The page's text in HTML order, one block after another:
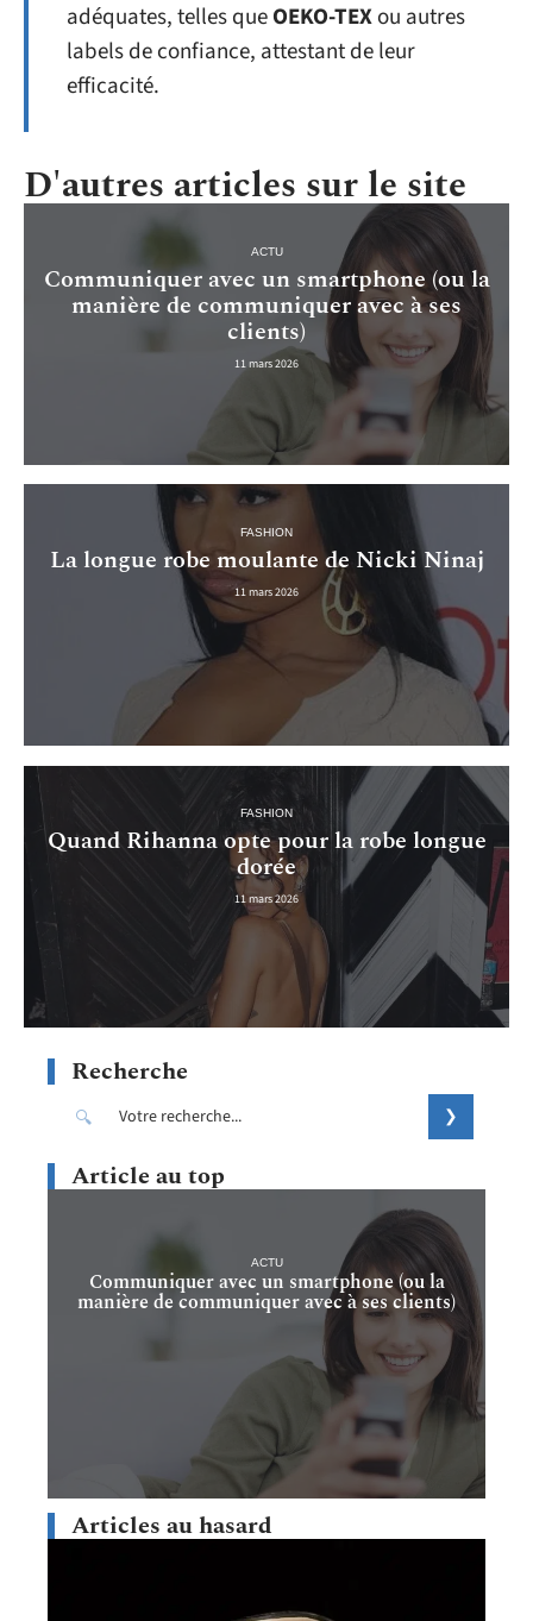
adéquates, telles queOEKO-TEXou autres
labels de confiance, attestant de leur
efficacité.
D'autres articles sur le site
ACTU
Communiquer avec un smartphone (ou la
manière de communiquer avec à ses
clients)
11 mars 2026
FASHION
La longue robe moulante de Nicki Ninaj
11 mars 2026
FASHION
Quand Rihanna opte pour la robe longue
dorée
11 mars 2026
Recherche
Article au top
ACTU
Communiquer avec un smartphone (ou la
manière de communiquer avec à ses clients)
Articles au hasard